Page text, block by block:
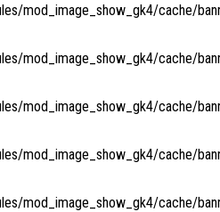
mod_image_show_gk4/cache/
mod_image_show_gk4/cache/
mod_image_show_gk4/cache/
mod_image_show_gk4/cache/
mod_image_show_gk4/cache/